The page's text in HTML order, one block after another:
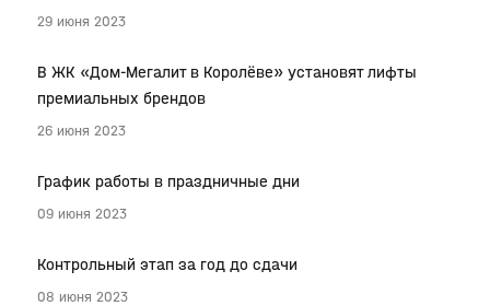
29 июня 2023
В ЖК «Дом-Мегалит в Королёве» установят лифты
премиальных брендов
26 июня 2023
График работы в праздничные дни
09 июня 2023
Контрольный этап за год до сдачи
08 июня 2023